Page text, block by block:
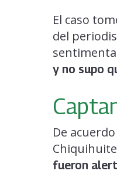
El caso
del
y no supo
De
fueron